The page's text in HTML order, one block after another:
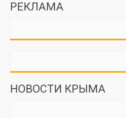
РЕКЛАМА
НОВОСТИ КРЫМА